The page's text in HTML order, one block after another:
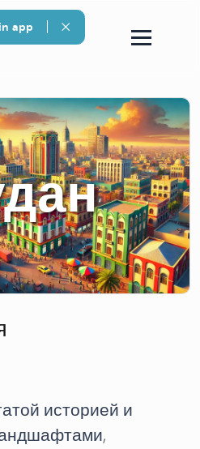
историей и
app